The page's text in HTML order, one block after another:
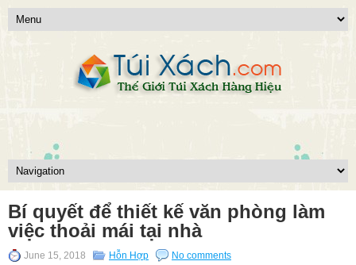
Bí quyết để thiết kế văn phòng làm
việc thoải mái tại nhà
June 15, 2018 Hỗn Hợp No comments